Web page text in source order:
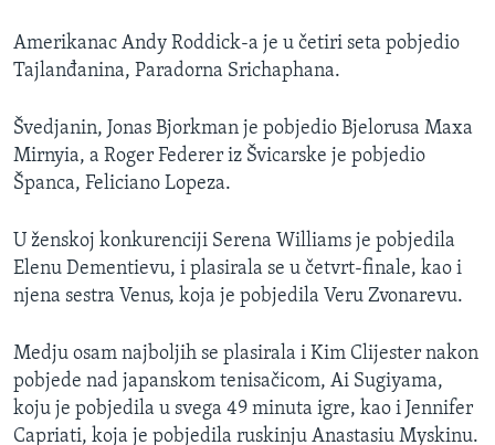
MAGAZIN
O GLASU AMERIKE
Learning English
PRATITE NAS
Jezici
Amerikanac Andy Roddick-a je u četiri seta pobjedio
Tajlanđanina, Paradorna Srichaphana.
Švedjanin, Jonas Bjorkman je pobjedio Bjelorusa Maxa
Mirnyia, a Roger Federer iz Švicarske je pobjedio
Španca, Feliciano Lopeza.
U ženskoj konkurenciji Serena Williams je pobjedila
Elenu Dementievu, i plasirala se u četvrt-finale, kao i
njena sestra Venus, koja je pobjedila Veru Zvonarevu.
Medju osam najboljih se plasirala i Kim Clijester nakon
pobjede nad japanskom tenisačicom, Ai Sugiyama,
koju je pobjedila u svega 49 minuta igre, kao i Jennifer
Capriati, koja je pobjedila ruskinju Anastasiu Myskinu.